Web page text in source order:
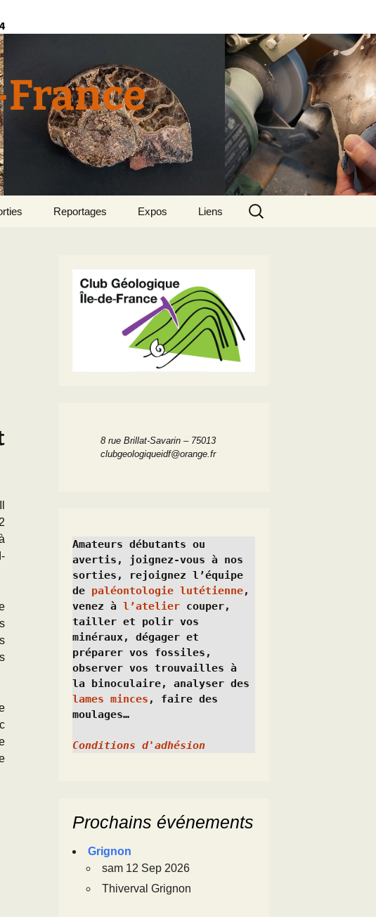
Reportages Expos Liens
Rechercher :
8 rue Brillat-Savarin – 75013
clubgeologiqueidf@orange.fr
Amateurs débutants ou
avertis, joignez-vous à nos
sorties, rejoignez l’équipe
de paléontologie lutétienne,
venez à l’atelier couper,
tailler et polir vos
minéraux, dégager et
préparer vos fossiles,
observer vos trouvailles à
lames minces , faire des
moulages…
Conditions d'adhésion
Prochains événements
Grignon
sam 12 Sep 2026
Thiverval Grignon